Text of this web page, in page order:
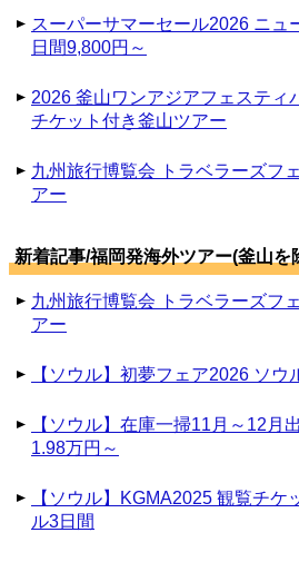
スーパーサマーセール2026 ニュ
日間9,800円～
2026 釜山ワンアジアフェスティ
チケット付き釜山ツアー
九州旅行博覧会 トラベラーズフ
アー
新着記事/福岡発海外ツアー(釜山を
九州旅行博覧会 トラベラーズフ
アー
【ソウル】初夢フェア2026 ソウ
【ソウル】在庫一掃11月～12月
1.98万円～
【ソウル】KGMA2025 観覧チケ
ル3日間